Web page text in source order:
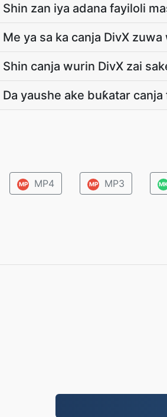
Shin zan iya adana fayiloli
Me ya sa ka canja DivX
Shin canja wurin DivX zai
Da yaushe ake buƙatar canja
MP MP4 MP MP3